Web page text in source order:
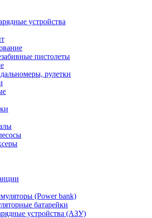
устройства
пистолеты
рулетки
(Power bank)
батарейки
устройства (АЗУ)